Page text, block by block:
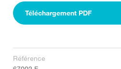
Téléchargement PDF
Référence